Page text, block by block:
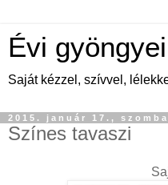
Évi gyöngyei
Saját kézzel, szívvel,
2015. január 17.,
Színes tavaszi